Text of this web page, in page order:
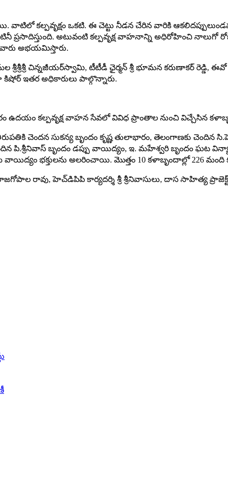
వాటిలో క‌ల్ప‌వృక్షం ఒకటి. ఈ చెట్టు నీడన చేరిన వారికి
ప్రసాదిస్తుంది. అటువంటి క‌ల్ప‌వృక్ష‌ వాహనాన్ని అధిరోహించి
అభ‌య‌మిస్తారు.
చిన్న‌జీయ‌ర్‌స్వామి, టీటీడీ ఛైర్మన్ శ్రీ భూమన కరుణాకర్ రెడ్డి, ఈవో
కిషోర్‌ ఇత‌ర అధికారులు పాల్గొన్నారు.
ఉద‌యం క‌ల్ప‌వృక్ష‌ వాహన సేవలో వివిధ ప్రాంతాల నుంచి విచ్చేసిన
చెంద‌న సుకన్య బృందం కృష్ణ తులాభారం, తెలంగాణకు చెందిన
పి.శ్రీనివాస్ బృందం డప్పు వాయిద్యం, ఇ. మహేశ్వరి బృందం ఘట
వాయిద్యం భ‌క్తుల‌ను అల‌రించాయి. మొత్తం 10 కళాబృందాల్లో 226 మంది
రావు, హెచ్‌డిపిపి కార్యదర్శి శ్రీ‌ శ్రీనివాసులు, దాస సాహిత్య ప్రాజెక్ట్